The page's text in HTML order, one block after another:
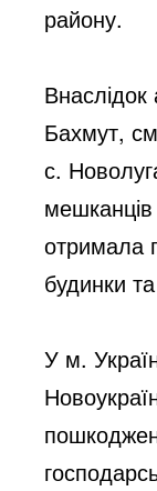
району.
Внаслідок
Бахмут,
с.
отримала
будинки
У м.